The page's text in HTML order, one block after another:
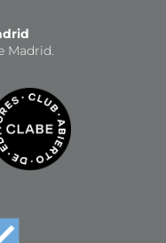
Madrid.